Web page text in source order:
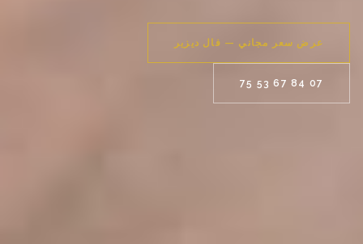
عرض سعر مجاني — فال ديزير
07 84 67 53 75